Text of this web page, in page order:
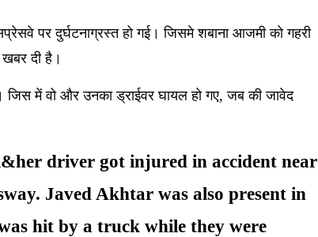
पर दुर्घटनाग्रस्त हो गई। जिसमे शबाना आजमी को गहरी
दी है।
में वो और उनका ड्राईवर घायल हो गए, जब की जावेद
driver got injured in accident near
Javed Akhtar was also present in
hit by a truck while they were